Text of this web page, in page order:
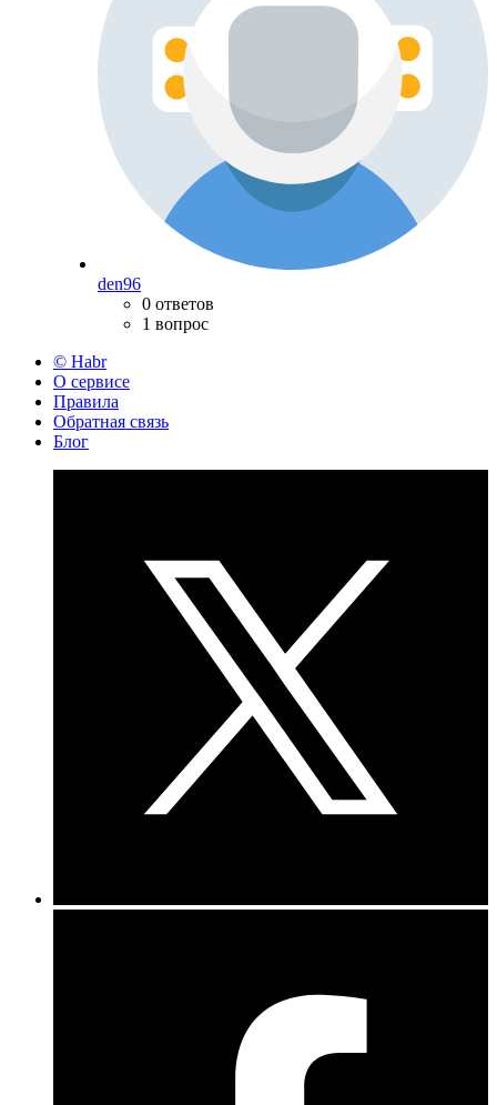
den96
0 ответов
1 вопрос
© Habr
О сервисе
Правила
Обратная связь
Блог